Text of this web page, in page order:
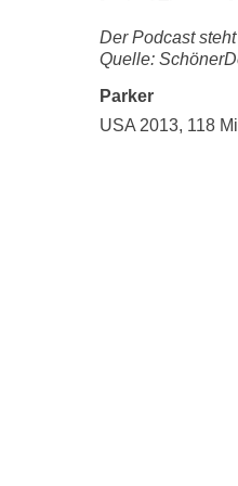
Der Podcast
Quelle:
Parker
USA 2013, 118